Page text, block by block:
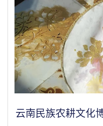
云南民族农耕文化